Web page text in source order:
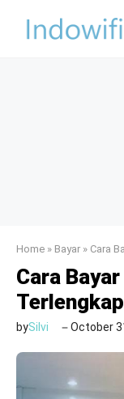
Home » Bayar » Cara
Cara
Terlengkap
bySilvi October